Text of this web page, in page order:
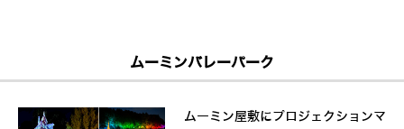
ムーミンバレーパーク
ムーミン屋敷にプロジェクションマ